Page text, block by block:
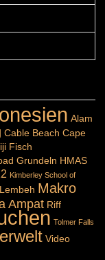
Alam
Cable Beach Cape
Fisch
Grundeln HMAS
Kimberley School of
Lembeh Makro
Ampat Riff
Tolmer Falls
Video